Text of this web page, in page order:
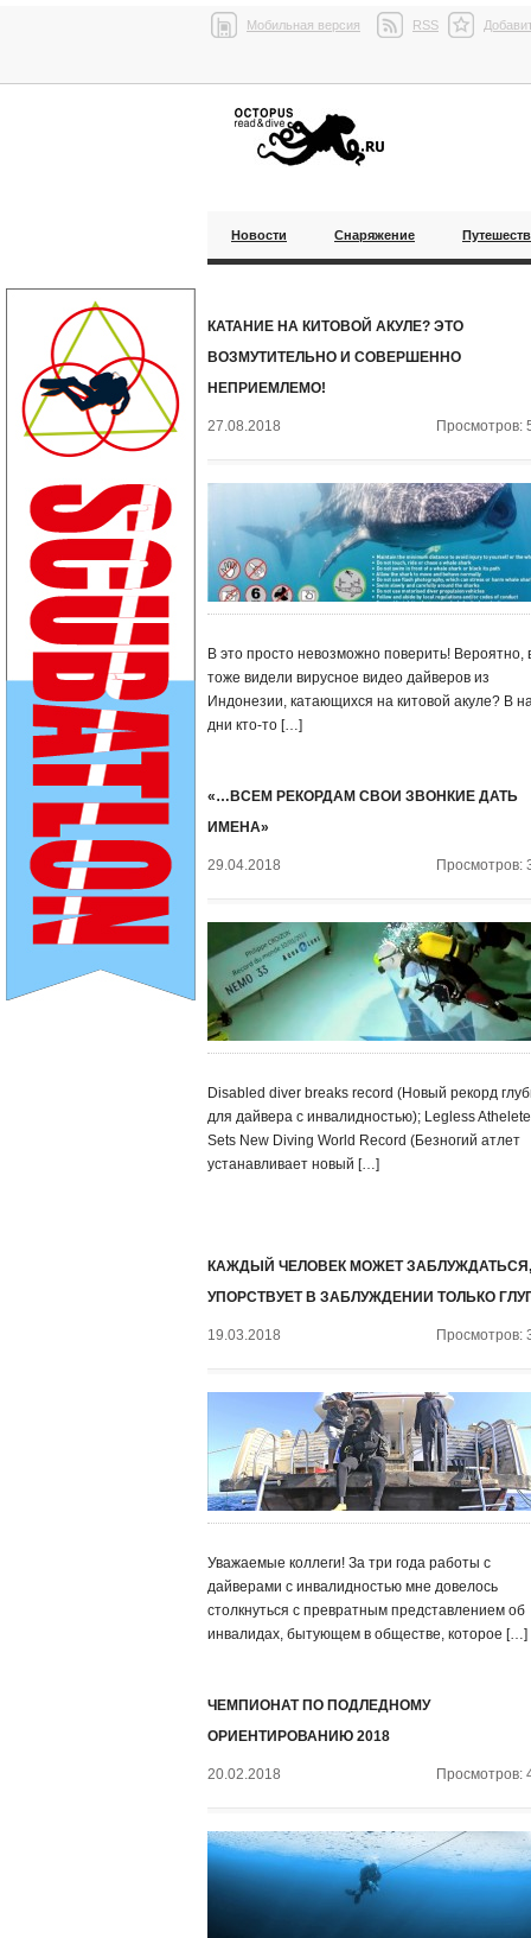
Мобильная версия RSS
Новости Снаряжение
КАТАНИЕ НА КИТОВОЙ АКУЛЕ? ЭТО
ВОЗМУТИТЕЛЬНО И СОВЕРШЕННО
НЕПРИЕМЛЕМО!
27.08.2018 Просмотров:
В это просто невозможно поверить! Вероятно,
тоже видели вирусное видео дайверов из
Индонезии, катающихся на китовой акуле? В
дни кто-то […]
«…ВСЕМ РЕКОРДАМ СВОИ ЗВОНКИЕ ДАТЬ
ИМЕНА»
29.04.2018 Просмотров:
Disabled diver breaks record (Новый рекорд
для дайвера с инвалидностью); Legless Athelete
Sets New Diving World Record (Безногий атлет
устанавливает новый […]
КАЖДЫЙ ЧЕЛОВЕК МОЖЕТ
УПОРСТВУЕТ В ЗАБЛУЖДЕНИИ ТОЛЬКО
19.03.2018 Просмотров:
Уважаемые коллеги! За три года работы с
дайверами с инвалидностью мне довелось
столкнуться с превратным представлением об
инвалидах, бытующем в обществе, которое […]
ЧЕМПИОНАТ ПО ПОДЛЕДНОМУ
ОРИЕНТИРОВАНИЮ 2018
20.02.2018 Просмотров: